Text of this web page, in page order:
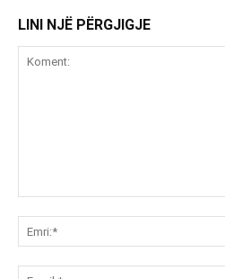
LINI NJË PËRGJIGJE